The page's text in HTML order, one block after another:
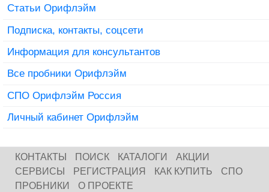
Статьи Орифлэйм
Подписка, контакты, соцсети
Информация для консультантов
Все пробники Орифлэйм
СПО Орифлэйм Россия
Личный кабинет Орифлэйм
КОНТАКТЫ ПОИСК КАТАЛОГИ
АКЦИИ
СЕРВИСЫ
РЕГИСТРАЦИЯ КАК КУПИТЬ
СПО
ПРОБНИКИ
О ПРОЕКТЕ